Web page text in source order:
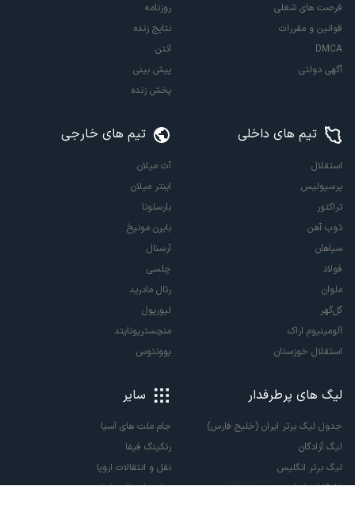
فرصت های شغلی
قوانین و مقررات
DMCA
آگهی دولتی
روزنامه
نتایج زنده
آنتن
پیش بینی
پخش زنده
تیم های داخلی
استقلال
پرسپولیس
تراکتور
ذوب آهن
سپاهان
فولاد
ملوان
گل‌گهر
آلومینیوم اراک
استقلال خوزستان
تیم های خارجی
آث میلان
اینتر میلان
بارسلونا
بایرن مونیخ
آرسنال
چلسی
رئال مادرید
لیورپول
منچستریونایتد
یوونتوس
لیگ های پرطرفدار
جدول لیگ برتر ایران (خلیج فارس)
لیگ آزادگان
لیگ برتر انگلیس
لالیگا اسپانیا
سایر
جام ملت های آسیا
رنکینگ فیفا
نقل و انتقالات اروپا
نقل و انتقالات ایران